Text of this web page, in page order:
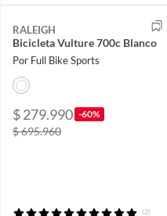
RALEIGH
Bicicleta Vulture 700c Blanco
Por Full Bike Sports
$ 279.990 -60%
$ 695.960
(2)